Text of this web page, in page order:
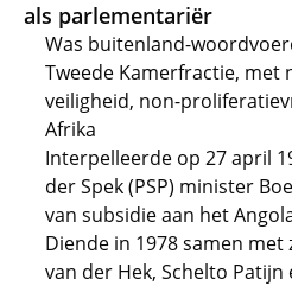
als parlementariër
Was buitenland-
Tweede Kamerfractie, met
veiligheid, non-
Afrika
Interpelleerde op 27 april
der Spek (PSP) minister
van subsidie aan het
Diende in 1978 samen
van der Hek, Schelto